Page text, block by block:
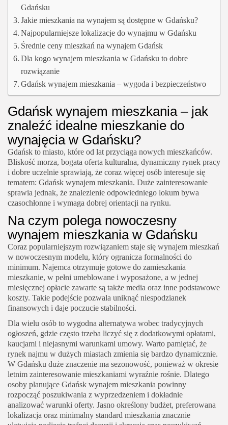
Gdańsku
Jakie mieszkania na wynajem są dostępne w Gdańsku?
Najpopularniejsze lokalizacje do wynajmu w Gdańsku
Średnie ceny mieszkań na wynajem Gdańsk
Dla kogo wynajem mieszkania w Gdańsku to dobre
rozwiązanie
Gdańsk wynajem mieszkania – wygoda i bezpieczeństwo
Gdańsk wynajem mieszkania – jak
znaleźć idealne mieszkanie do
wynajęcia w Gdańsku?
Gdańsk to miasto, które od lat przyciąga nowych mieszkańców.
Bliskość morza, bogata oferta kulturalna, dynamiczny rynek pracy
i dobre uczelnie sprawiają, że coraz więcej osób interesuje się
tematem: Gdańsk wynajem mieszkania. Duże zainteresowanie
sprawia jednak, że znalezienie odpowiedniego lokum bywa
czasochłonne i wymaga dobrej orientacji na rynku.
Na czym polega nowoczesny
wynajem mieszkania w Gdańsku
Coraz popularniejszym rozwiązaniem staje się wynajem mieszkań
w nowoczesnym modelu, który ogranicza formalności do
minimum. Najemca otrzymuje gotowe do zamieszkania
mieszkanie, w pełni umeblowane i wyposażone, a w jednej
miesięcznej opłacie zawarte są także media oraz inne podstawowe
koszty. Takie podejście pozwala uniknąć niespodzianek
finansowych i daje poczucie stabilności.
Dla wielu osób to wygodna alternatywa wobec tradycyjnych
ogłoszeń, gdzie często trzeba liczyć się z dodatkowymi opłatami,
kaucjami i niejasnymi warunkami umowy. Warto pamiętać, że
rynek najmu w dużych miastach zmienia się bardzo dynamicznie.
W Gdańsku duże znaczenie ma sezonowość, ponieważ w okresie
letnim zainteresowanie mieszkaniami wyraźnie rośnie. Dlatego
osoby planujące Gdańsk wynajem mieszkania powinny
rozpocząć poszukiwania z wyprzedzeniem i dokładnie
analizować warunki oferty. Jasno określony budżet, preferowana
lokalizacja oraz minimalny standard mieszkania znacznie